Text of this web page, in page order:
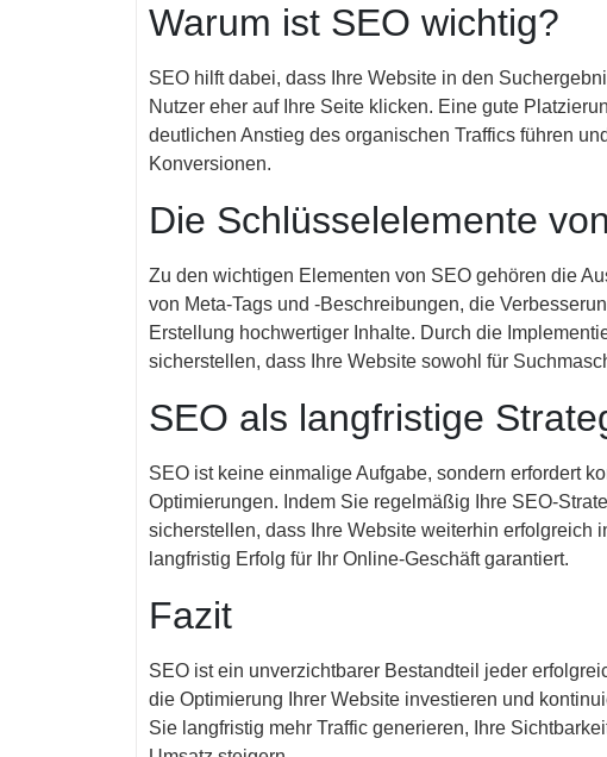
Warum ist SEO wichtig?
SEO hilft dabei, dass Ihre Website in den
Nutzer eher auf Ihre Seite klicken. Eine gute
deutlichen Anstieg des organischen Traffics führen
Konversionen.
Die Schlüsselelemente
Zu den wichtigen Elementen von SEO gehören die
von Meta-Tags und -Beschreibungen, die
Erstellung hochwertiger Inhalte. Durch die
sicherstellen, dass Ihre Website sowohl für
SEO als langfristige
SEO ist keine einmalige Aufgabe, sondern erfordert
Optimierungen. Indem Sie regelmäßig Ihre SEO-
sicherstellen, dass Ihre Website weiterhin erfolgreich
langfristig Erfolg für Ihr Online-Geschäft garantiert.
Fazit
SEO ist ein unverzichtbarer Bestandteil jeder
die Optimierung Ihrer Website investieren und
Sie langfristig mehr Traffic generieren, Ihre